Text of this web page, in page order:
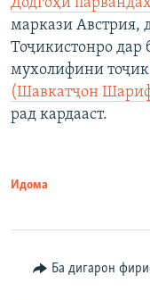
маркази Австрия,
Тоҷикистонро дар
мухолифини тоҷик
(Шавкатҷон
рад кардааст.
Идома
Ба дигарон